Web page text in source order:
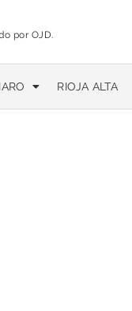
por OJD.
RIOJA ALTA